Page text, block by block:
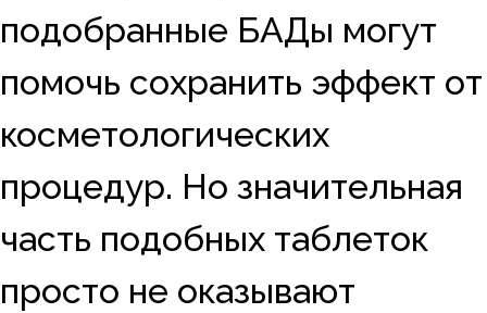
подобранные БАДы могут
помочь сохранить эффект от
косметологических
процедур. Но значительная
часть подобных таблеток
просто не оказывают